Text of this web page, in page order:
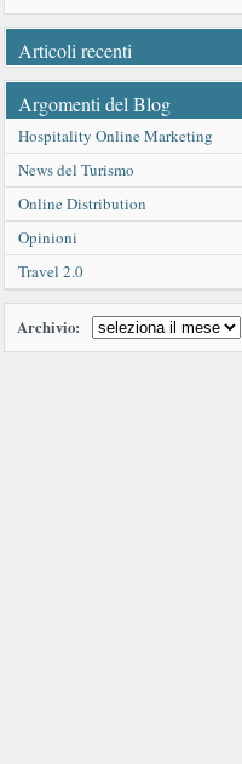
Articoli recenti
Argomenti del Blog
Hospitality Online Marketing
News del Turismo
Online Distribution
Opinioni
Travel 2.0
Archivio: